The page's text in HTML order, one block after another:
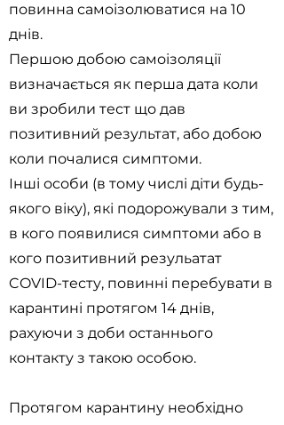
повинна самоізолюватися на 10
днів.
Першою добою самоізоляції
визначається як перша дата коли
ви зробили тест що дав
позитивний результат, або добою
коли почалися симптоми.
Інші особи (в тому числі діти будь-
якого віку), які подорожували з тим,
в кого появилися симптоми або в
кого позитивний резульатат
COVID-тесту, повинні перебувати в
карантині протягом 14 днів,
рахуючи з доби останнього
контакту з такою особою.
Протягом карантину необхідно